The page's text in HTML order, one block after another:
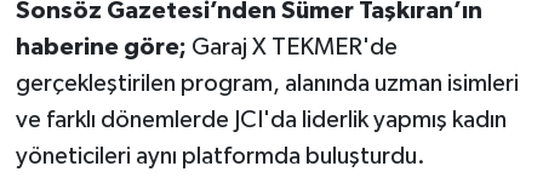
Sonsöz Gazetesi’nden Sümer Taşkıran’ın
haberine göre; Garaj X TEKMER'de
gerçekleştirilen program, alanında uzman isimleri
ve farklı dönemlerde JCI'da liderlik yapmış kadın
yöneticileri aynı platformda buluşturdu.